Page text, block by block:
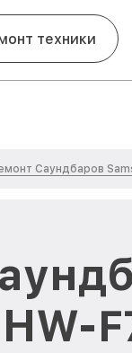
техники
Саундбаров